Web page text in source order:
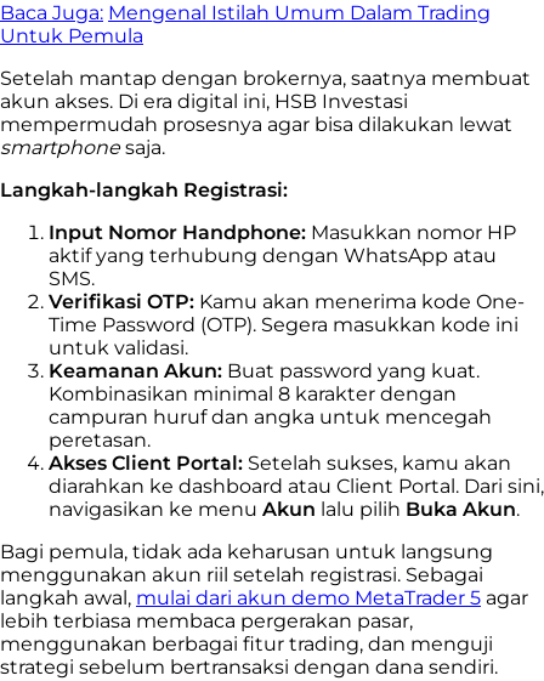
Baca Juga: Mengenal Istilah Umum Dalam Trading
Untuk Pemula
Setelah mantap dengan brokernya, saatnya membuat
akun akses. Di era digital ini, HSB Investasi
mempermudah prosesnya agar bisa dilakukan lewat
smartphonesaja.
Langkah-langkah Registrasi:
Input Nomor Handphone: Masukkan nomor HP
aktif yang terhubung dengan WhatsApp atau
SMS.
Verifikasi OTP: Kamu akan menerima kode One-
Time Password (OTP). Segera masukkan kode ini
untuk validasi.
Keamanan Akun: Buat password yang kuat.
Kombinasikan minimal 8 karakter dengan
campuran huruf dan angka untuk mencegah
peretasan.
Akses Client Portal: Setelah sukses, kamu akan
diarahkan ke dashboard atau Client Portal. Dari sini,
navigasikan ke menu Akun lalu pilih Buka Akun.
Bagi pemula, tidak ada keharusan untuk langsung
menggunakan akun riil setelah registrasi. Sebagai
langkah awal, mulai dari akun demo MetaTrader 5 agar
lebih terbiasa membaca pergerakan pasar,
menggunakan berbagai fitur trading, dan menguji
strategi sebelum bertransaksi dengan dana sendiri.